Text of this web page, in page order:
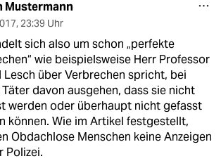
Mustermann
, 23:39 Uhr
sich also um schon „perfekte
wie beispielsweise Herr Professor
Lesch über Verbrechen spricht, bei
davon ausgehen, dass sie nicht
werden oder überhaupt nicht gefasst
können. Wie im Artikel festgestellt,
Obdachlose Menschen keine Anzeigen
Polizei.